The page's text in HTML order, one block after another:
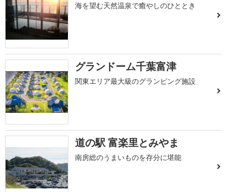
海を望む天然温泉で癒やしのひととき
グランドーム千葉富津
関東エリア最大級のグランピング施設
道の駅 富楽里とみやま
南房総のうまいものを存分に堪能